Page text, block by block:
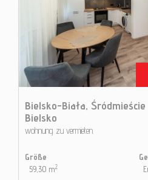
Bielsko-Biała, Śródmieście
Bielsko
wohnung zu vermieten
Größe
59,30 m2